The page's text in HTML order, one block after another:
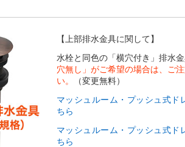
【上部排水金具に関して】
水栓と同色の「横穴付き」排水
穴無し」がご希望の場合は、ご
い。
（変更無料）
マッシュルーム・プッシュ式ド
ちら
マッシュルーム・プッシュ式ド
ちら